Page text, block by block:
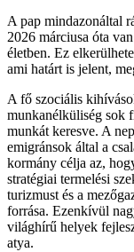
A pap mindazonáltal
2026 márciusa óta
életben. Ez
ami határt is jelent,
A fő szociális
munkanélküliség sok
munkát keresve. A
emigránsok által a
kormány célja az,
stratégiai termelési
turizmust és a
forrása. Ezenkívül
világhírű helyek
atya.